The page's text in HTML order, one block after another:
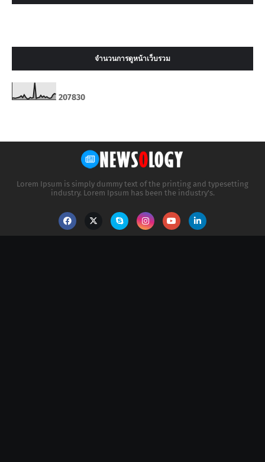
จำนวนการดูหน้าเว็บรวม
207830
Lorem Ipsum is simply dummy text of the printing and typesetting
industry. Lorem Ipsum has been the industry's.